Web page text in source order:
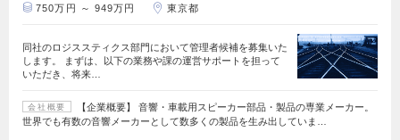
750万円 ～ 949万円 東京都
同社のロジススティクス部門において管理者候補を募集いた
します。 まずは、以下の業務や課の運営サポートを担って
いただき、将来…
会社概要
【企業概要】 音響・車載用スピーカー部品・製品の専業メーカー。
世界でも有数の音響メーカーとして数多くの製品を生み出していま…